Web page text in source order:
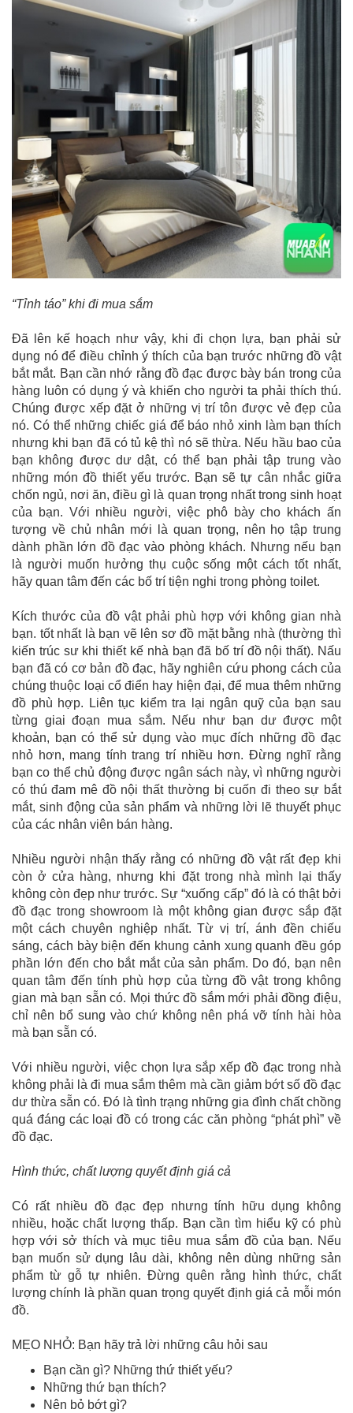
“Tỉnh táo” khi đi mua sắm
Đã lên kế hoạch như vậy, khi đi chọn lựa, bạn phải sử
dụng nó để điều chỉnh ý thích của bạn trước những đồ vật
bắt mắt. Bạn cần nhớ rằng đồ đạc được bày bán trong của
hàng luôn có dụng ý và khiến cho người ta phải thích thú.
Chúng được xếp đặt ở những vị trí tôn được vẻ đẹp của
nó. Có thể những chiếc giá để báo nhỏ xinh làm bạn thích
nhưng khi bạn đã có tủ kệ thì nó sẽ thừa. Nếu hầu bao của
bạn không được dư dật, có thể bạn phải tập trung vào
những món đồ thiết yếu trước. Bạn sẽ tự cân nhắc giữa
chốn ngủ, nơi ăn, điều gì là quan trọng nhất trong sinh hoạt
của bạn. Với nhiều người, việc phô bày cho khách ấn
tượng về chủ nhân mới là quan trọng, nên họ tập trung
dành phần lớn đồ đạc vào phòng khách. Nhưng nếu bạn
là người muốn hưởng thụ cuộc sống một cách tốt nhất,
hãy quan tâm đến các bố trí tiện nghi trong phòng toilet.
Kích thước của đồ vật phải phù hợp với không gian nhà
bạn. tốt nhất là bạn vẽ lên sơ đồ mặt bằng nhà (thường thì
kiến trúc sư khi thiết kế nhà bạn đã bố trí đồ nội thất). Nấu
bạn đã có cơ bản đồ đạc, hãy nghiên cứu phong cách của
chúng thuộc loại cổ điển hay hiện đại, để mua thêm những
đồ phù hợp. Liên tục kiểm tra lại ngân quỹ của bạn sau
từng giai đoạn mua sắm. Nếu như bạn dư được một
khoản, bạn có thể sử dụng vào mục đích những đồ đạc
nhỏ hơn, mang tính trang trí nhiều hơn. Đừng nghĩ rằng
bạn co thể chủ động được ngân sách này, vì những người
có thú đam mê đồ nội thất thường bị cuốn đi theo sự bắt
mắt, sinh động của sản phẩm và những lời lẽ thuyết phục
của các nhân viên bán hàng.
Nhiều người nhận thấy rằng có những đồ vật rất đẹp khi
còn ở cửa hàng, nhưng khi đặt trong nhà mình lại thấy
không còn đẹp như trước. Sự “xuống cấp” đó là có thật bởi
đồ đạc trong showroom là một không gian được sắp đặt
một cách chuyên nghiệp nhất. Từ vị trí, ánh đền chiếu
sáng, cách bày biện đến khung cảnh xung quanh đều góp
phần lớn đến cho bắt mắt của sản phẩm. Do đó, bạn nên
quan tâm đến tính phù hợp của từng đồ vật trong không
gian mà bạn sẵn có. Mọi thức đồ sắm mới phải đồng điệu,
chỉ nên bổ sung vào chứ không nên phá vỡ tính hài hòa
mà bạn sẵn có.
Với nhiều người, việc chọn lựa sắp xếp đồ đạc trong nhà
không phải là đi mua sắm thêm mà cần giảm bớt số đồ đạc
dư thừa sẵn có. Đó là tình trạng những gia đình chất chồng
quá đáng các loại đồ có trong các căn phòng “phát phì” về
đồ đạc.
Hình thức, chất lượng quyết định giá cả
Có rất nhiều đồ đạc đẹp nhưng tính hữu dụng không
nhiều, hoặc chất lượng thấp. Bạn cần tìm hiểu kỹ có phù
hợp với sở thích và mục tiêu mua sắm đồ của bạn. Nếu
bạn muốn sử dụng lâu dài, không nên dùng những sản
phẩm từ gỗ tự nhiên. Đừng quên rằng hình thức, chất
lượng chính là phần quan trọng quyết định giá cả mỗi món
đồ.
MẸO NHỎ: Bạn hãy trả lời những câu hỏi sau
Bạn cần gì? Những thứ thiết yếu?
Những thứ bạn thích?
Nên bỏ bớt gì?